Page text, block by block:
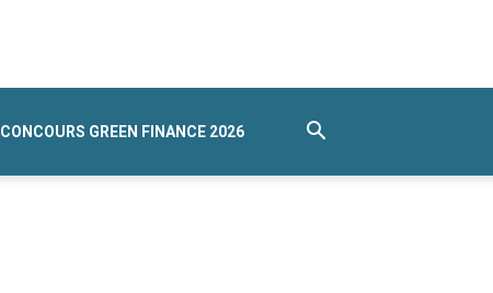
CONCOURS GREEN FINANCE 2026